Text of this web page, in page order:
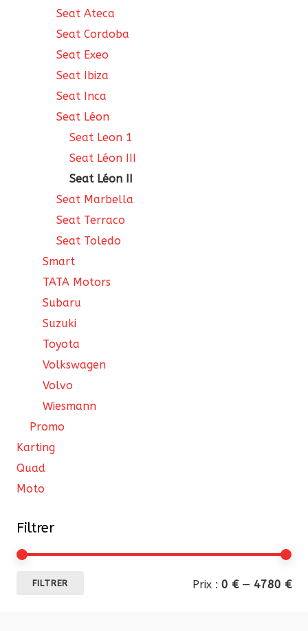
Seat Ateca
Seat Cordoba
Seat Exeo
Seat Ibiza
Seat Inca
Seat Léon
Seat Leon 1
Seat Léon III
Seat Léon II
Seat Marbella
Seat Terraco
Seat Toledo
Smart
TATA Motors
Subaru
Suzuki
Toyota
Volkswagen
Volvo
Wiesmann
Promo
Karting
Quad
Moto
Filtrer
FILTRER Prix : 0 €— 4780 €